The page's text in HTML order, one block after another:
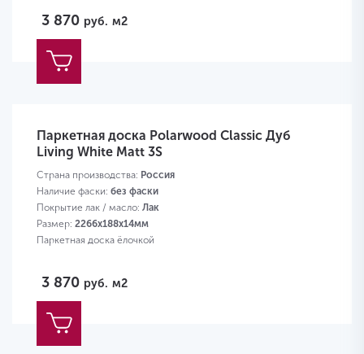
3 870 руб. м2
Паркетная доска Polarwood Classic Дуб
Living White Matt 3S
Страна производства: Россия
Наличие фаски: без фаски
Покрытие лак / масло: Лак
Размер: 2266х188х14мм
Паркетная доска ёлочкой
3 870 руб. м2